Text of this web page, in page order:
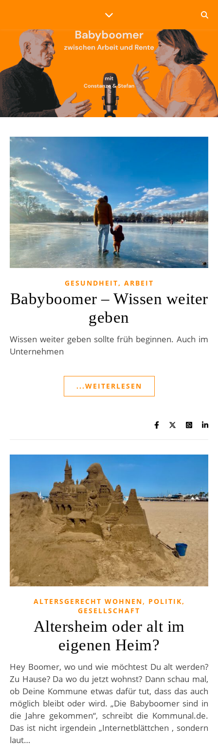
GESUNDHEIT, ARBEIT
Babyboomer – Wissen weiter
geben
Wissen weiter geben sollte früh beginnen. Auch im
Unternehmen
...WEITERLESEN
ALTERSGERECHT WOHNEN, POLITIK,
GESELLSCHAFT
Altersheim oder alt im
eigenen Heim?
Hey Boomer, wo und wie möchtest Du alt werden?
Zu Hause? Da wo du jetzt wohnst? Dann schau mal,
ob Deine Kommune etwas dafür tut, dass das auch
möglich bleibt oder wird. „Die Babyboomer sind in
die Jahre gekommen“, schreibt die Kommunal.de.
Das ist nicht irgendein „Internetblättchen , sondern
laut…